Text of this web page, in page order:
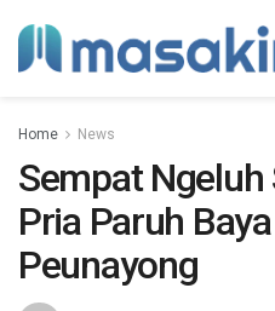
Home News
Sempat
Pria Paruh
Peunayong